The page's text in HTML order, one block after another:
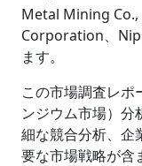
Metal Mining
Corporation、
ます。
この市場調査レ
ンジウム市場）分
細な競合分析、企
要な市場戦略が含